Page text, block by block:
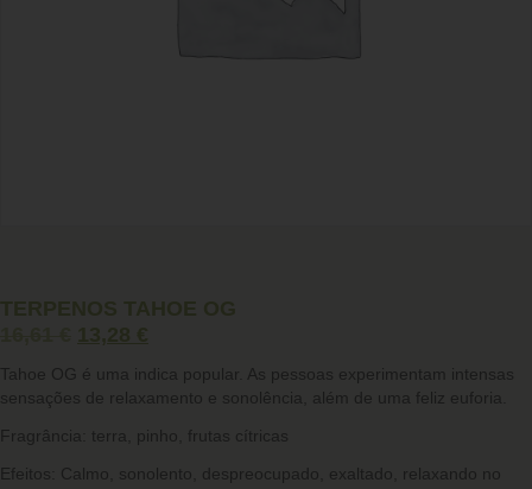
TERPENOS TAHOE OG
13,28 €
Tahoe OG é uma indica popular. As pessoas experimentam intensas
sensações de relaxamento e sonolência, além de uma feliz euforia.
Fragrância: terra, pinho, frutas cítricas
Efeitos: Calmo, sonolento, despreocupado, exaltado, relaxando no